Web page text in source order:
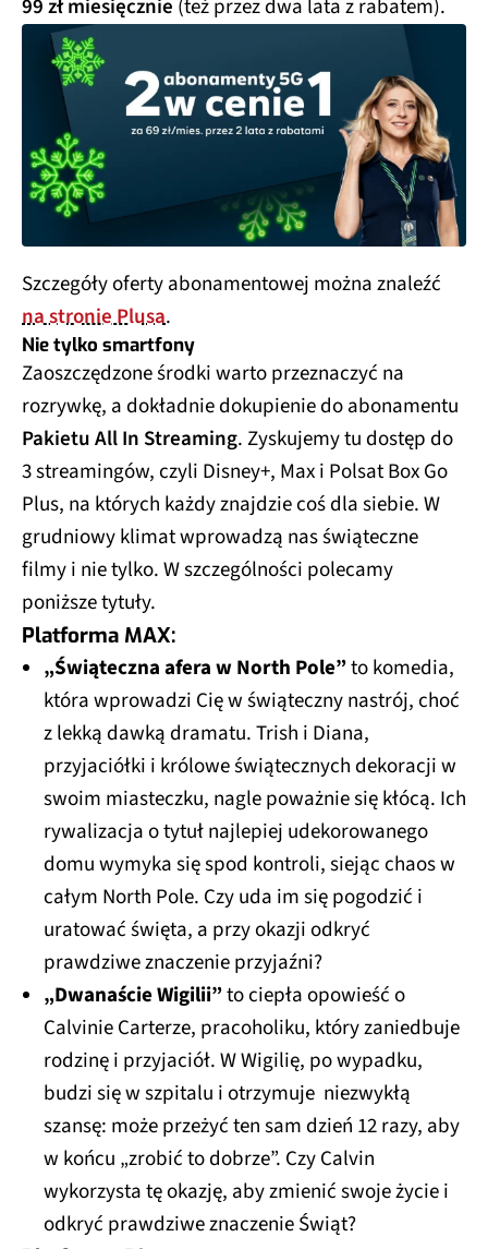
99 zł miesięcznie (też przez dwa lata z rabatem).
Szczegóły oferty abonamentowej można znaleźć
na stronie Plusa.
Nie tylko smartfony
Zaoszczędzone środki warto przeznaczyć na
rozrywkę, a dokładnie dokupienie do abonamentu
Pakietu All In Streaming. Zyskujemy tu dostęp do
3 streamingów, czyli Disney+, Max i Polsat Box Go
Plus, na których każdy znajdzie coś dla siebie. W
grudniowy klimat wprowadzą nas świąteczne
filmy i nie tylko. W szczególności polecamy
poniższe tytuły.
Platforma MAX:
„Świąteczna afera w North Pole”to komedia,
która wprowadzi Cię w świąteczny nastrój, choć
z lekką dawką dramatu. Trish i Diana,
przyjaciółki i królowe świątecznych dekoracji w
swoim miasteczku, nagle poważnie się kłócą. Ich
rywalizacja o tytuł najlepiej udekorowanego
domu wymyka się spod kontroli, siejąc chaos w
całym North Pole. Czy uda im się pogodzić i
uratować święta, a przy okazji odkryć
prawdziwe znaczenie przyjaźni?
„Dwanaście Wigilii”to ciepła opowieść o
Calvinie Carterze, pracoholiku, który zaniedbuje
rodzinę i przyjaciół. W Wigilię, po wypadku,
budzi się w szpitalu i otrzymuje niezwykłą
szansę: może przeżyć ten sam dzień 12 razy, aby
w końcu „zrobić to dobrze”. Czy Calvin
wykorzysta tę okazję, aby zmienić swoje życie i
odkryć prawdziwe znaczenie Świąt?